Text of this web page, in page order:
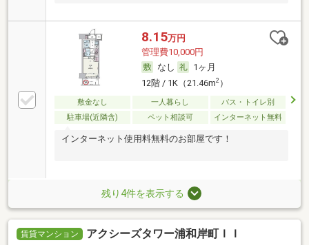
8.15万円
管理費10,000円
なし
1ヶ月
12階 / 1K（21.46m2）
敷金なし 一人暮らし
バス・トイレ別
駐車場(近隣含)
ペット相談可 インターネット無料
インターネット使用料無料のお部屋です！
残り4件を表示する
賃貸マンション アクシーズタワー浦和岸町ＩＩ